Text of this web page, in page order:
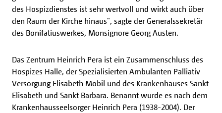
des Hospizdienstes ist sehr wertvoll und wirkt auch über
den Raum der Kirche hinaus", sagte der Generalssekretär
des Bonifatiuswerkes, Monsignore Georg Austen.
Das Zentrum Heinrich Pera ist ein Zusammenschluss des
Hospizes Halle, der Spezialisierten Ambulanten Palliativ
Versorgung Elisabeth Mobil und des Krankenhauses Sankt
Elisabeth und Sankt Barbara. Benannt wurde es nach dem
Krankenhausseelsorger Heinrich Pera (1938-2004). Der